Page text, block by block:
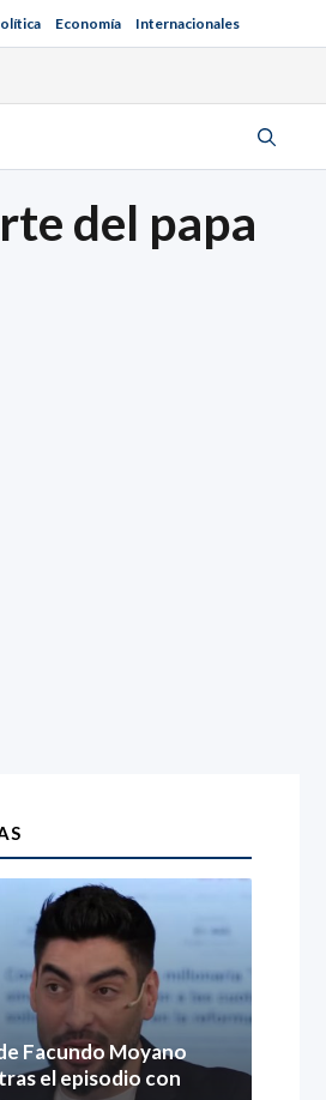
Economía Internacionales
del papa
Facundo Moyano
el episodio con